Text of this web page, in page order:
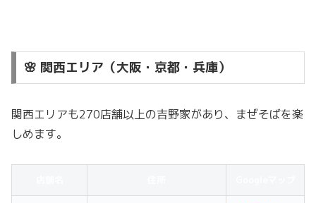
🌸 関西エリア（大阪・京都・兵庫）
関西エリアも270店舗以上の吉野家があり、まぜそばを楽
しめます。